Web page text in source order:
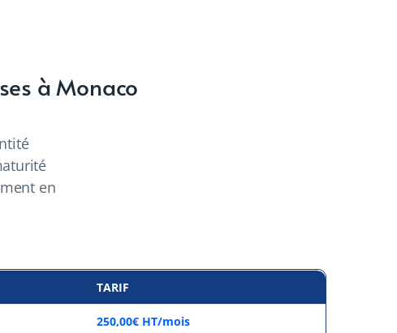
à Monaco
en
TARIF
250,00€ HT/mois